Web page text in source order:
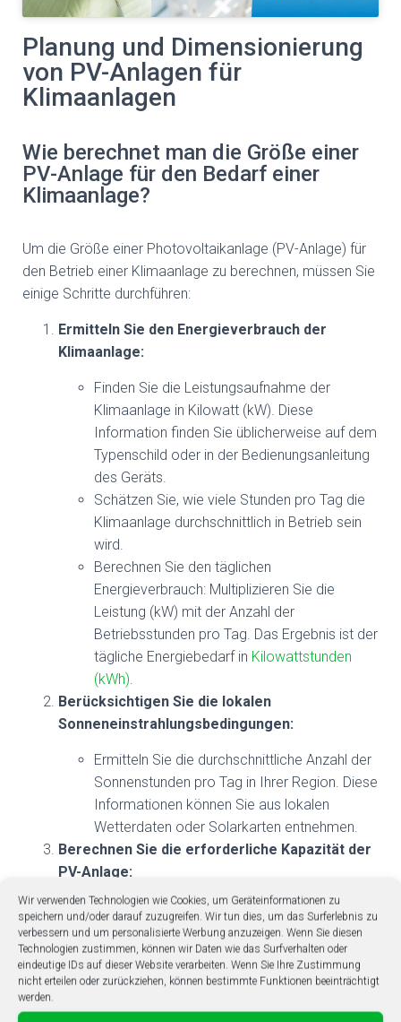
Wir verwenden Technologien wie Cookies, um Geräteinformationen zu
speichern und/oder darauf zuzugreifen. Wir tun dies, um das Surferlebnis zu
verbessern und um personalisierte Werbung anzuzeigen. Wenn Sie diesen
Technologien zustimmen, können wir Daten wie das Surfverhalten oder
eindeutige IDs auf dieser Website verarbeiten. Wenn Sie Ihre Zustimmung
nicht erteilen oder zurückziehen, können bestimmte Funktionen beeinträchtigt
werden.
Planung und Dimensionierung
von PV-Anlagen für
Klimaanlagen
Wie berechnet man die Größe einer
PV-Anlage für den Bedarf einer
Klimaanlage?
Um die Größe einer Photovoltaikanlage (PV-Anlage) für
den Betrieb einer Klimaanlage zu berechnen, müssen Sie
einige Schritte durchführen:
Ermitteln Sie den Energieverbrauch der
Klimaanlage:
Finden Sie die Leistungsaufnahme der
Klimaanlage in Kilowatt (kW). Diese
Information finden Sie üblicherweise auf dem
Typenschild oder in der Bedienungsanleitung
des Geräts.
Schätzen Sie, wie viele Stunden pro Tag die
Klimaanlage durchschnittlich in Betrieb sein
wird.
Berechnen Sie den täglichen
Energieverbrauch: Multiplizieren Sie die
Leistung (kW) mit der Anzahl der
Betriebsstunden pro Tag. Das Ergebnis ist der
tägliche Energiebedarf in Kilowattstunden
(kWh).
Berücksichtigen Sie die lokalen
Sonneneinstrahlungsbedingungen:
Ermitteln Sie die durchschnittliche Anzahl der
Sonnenstunden pro Tag in Ihrer Region. Diese
Informationen können Sie aus lokalen
Wetterdaten oder Solarkarten entnehmen.
Berechnen Sie die erforderliche Kapazität der
PV-Anlage:
Teilen Sie den täglichen Energiebedarf der
Klimaanlage (in kWh) durch die
durchschnittliche Anzahl der Sonnenstunden
pro Tag. Dies gibt Ihnen eine grobe